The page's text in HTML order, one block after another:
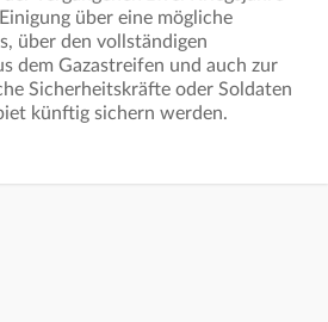
über eine mögliche
über den vollständigen
dem Gazastreifen und auch zur
Sicherheitskräfte oder Soldaten
künftig sichern werden.